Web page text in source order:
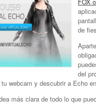
de
del
webcam y descubrir a Echo
más clara de todo lo que